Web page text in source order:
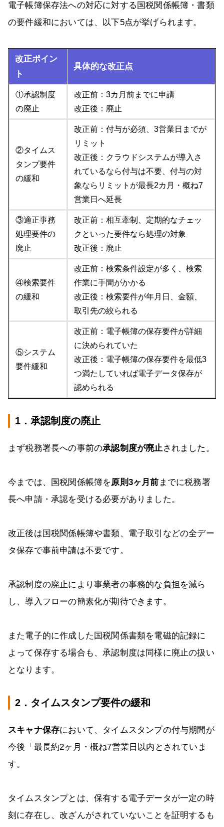
電子帳簿保存法への対応に対する国税関係帳簿・書類
の要件緩和においては、以下5点が挙げられます。
改正ポイン
ト
具体的な改正点
①承認制度
の廃止
改正前：3カ月前までに申請
改正後：廃止
②タイムス
タンプ要件
の緩和
改正前：付与が必須、3営業日までが
リミット
改正後：クラウドシステムが導入さ
れているなら付与は不要、付与の対
象ならリミットが最長2カ月・概ね7
営業日へ延長
③適正事務
処理要件の
廃止
改正前：相互牽制、定期的なチェッ
クといった要件なら処理の対象
改正後：廃止
④検索要件
の緩和
改正前：検索条件設定が多く、検索
作業に手間がかかる
改正後：検索要件が年月日、金額、
取引先の絞られる
⑤システム
要件緩和
改正前：電子帳簿の保存要件が詳細
に決められていた
改正後：電子帳簿の保存要件を最低3
つ満たしていれば電子データ保存が
認められる
1．承認制度の廃止
まず税務署長への事前の承認制度が廃止されました。
今までは、国税関係帳簿を原則3ヶ月前 までに税務署
長へ申請・承認を受ける必要がありました。
改正後は国税関係帳簿や書類、電子取引などの全デー
タ保存で事前申請は不要です。
承認制度の廃止により事業者の事務的な負担を減ら
し、導入フローの簡素化が期待できます。
また電子的に作成した国税関係書類を電磁的記録に
よって保存する場合も、承認制度は同様に廃止の扱い
となります。
2．タイムスタンプ要件の緩和
スキャナ保存において、タイムスタンプの付与期間が
今後「最長約2ヶ月・概ね7営業日以内とされていま
す。
タイムスタンプとは、保有する電子データが一定の時
刻に存在し、改ざんがされていないことを証明するも